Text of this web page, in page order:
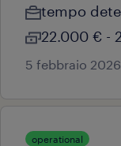
tempo
22.000 € -
5 febbraio 2026
operational